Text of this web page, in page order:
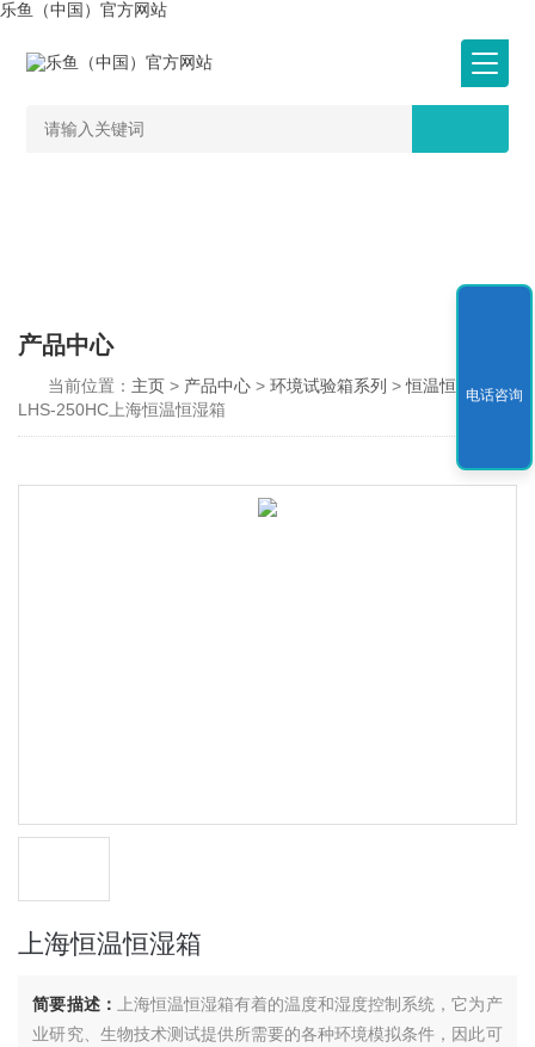
乐鱼（中国）官方网站
产品中心
当前位置： 主页> 产品中心 >环境试验箱系列 >恒温恒湿箱>
LHS-250HC上海恒温恒湿箱
上海恒温恒湿箱
简要描述： 上海恒温恒湿箱有着的温度和湿度控制系统，它为产
业研究、生物技术测试提供所需要的各种环境模拟条件，因此可
电话咨询